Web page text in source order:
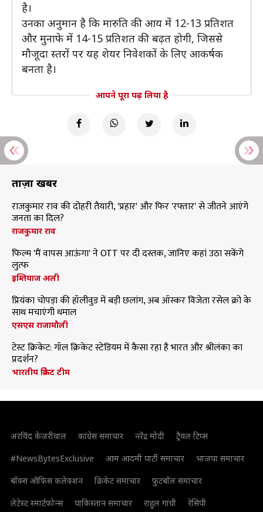
है।
उनका अनुमान है कि मारुति की आय में 12-13 प्रतिशत
और मुनाफे में 14-15 प्रतिशत की बढ़त होगी, जिससे
मौजूदा स्तरों पर यह शेयर निवेशकों के लिए आकर्षक
बनता है।
आपने पूरा पढ़ लिया है
ताज़ा खबरें
राजकुमार राव की दोहरी तैयारी, 'प्रहार' और फिर 'रफ्तार' से जीतने आएंगे
जनता का दिल?
राजकुमार राव
फिल्म 'मैं वापस आऊंगा' ने OTT पर दी दस्तक, जानिए कहां उठा सकेंगे
लुत्फ
इम्तियाज अली
प्रियंका चोपड़ा की हॉलीवुड में बड़ी छलांग, अब ऑस्कर विजेता रसेल क्रो के
साथ मचाएंगी धमाल
एसएस राजामौली
टेस्ट क्रिकेट: गॉल क्रिकेट स्टेडियम में कैसा रहा है भारत और श्रीलंका का
प्रदर्शन?
भारतीय क्रिकेट टीम
अरविंद केजरीवाल कांग्रेस समाचार नरेंद्र मोदी
ट्रैवल टिप्स
#NewsBytesExclusive
आम आदमी पार्टी समाचार
भाजपा समाचार
बॉक्स ऑफिस कलेक्शन
क्रिकेट समाचार
फुटबॉल समाचार
लेटेस्ट स्मार्टफोन्स
पाकिस्तान समाचार राहुल गांधी रेसिपी